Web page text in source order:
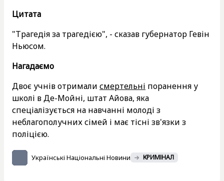
Цитата
"Трагедія за трагедією", - сказав губернатор Гевін
Ньюсом.
Нагадаємо
Двоє учнів отримали смертельні поранення у
школі в Де-Мойні, штат Айова, яка
спеціалізується на навчанні молоді з
неблагополучних сімей і має тісні зв'язки з
поліцією.
Українські Національні Новини КРИМІНАЛ